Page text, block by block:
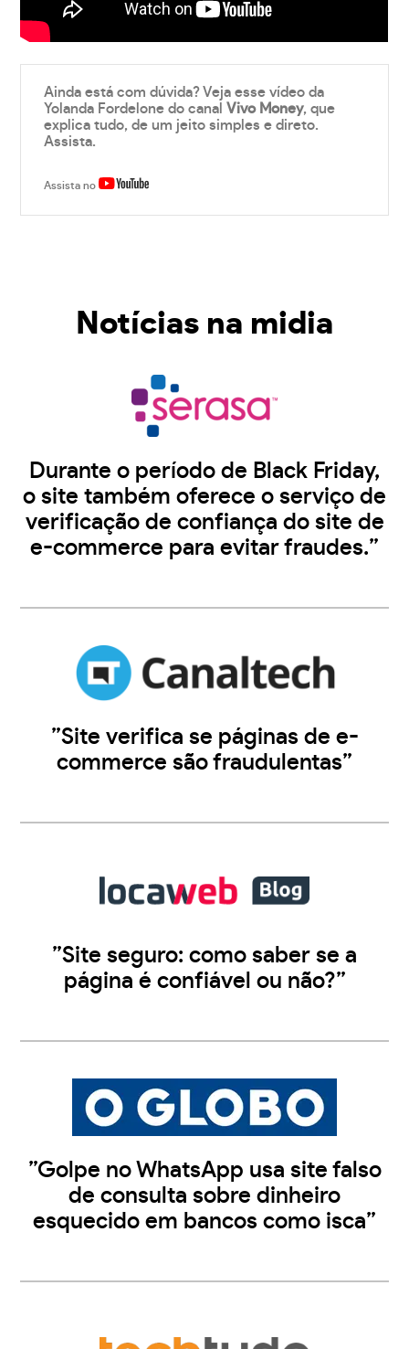
Ainda está com dúvida? Veja esse vídeo da
Yolanda Fordelone do canalVivo Money, que
explica tudo, de um jeito simples e direto.
Assista.
Assista no
Notícias na midia
Durante o período de Black Friday,
o site também oferece o serviço de
verificação de confiança do site de
e-commerce para evitar fraudes.”
”Site verifica se páginas de e-
commerce são fraudulentas”
”Site seguro: como saber se a
página é confiável ou não?”
”Golpe no WhatsApp usa site falso
de consulta sobre dinheiro
esquecido em bancos como isca”